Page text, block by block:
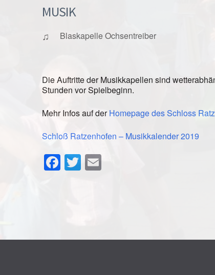
MUSIK
♫ Blaskapelle Ochsentreiber
Die Auftritte der Musikkapellen sind
Stunden vor Spielbeginn.
Mehr Infos auf derHomepage des Schloss
Schloß Ratzenhofen – Musikkalender 2019
Facebook
Twitter